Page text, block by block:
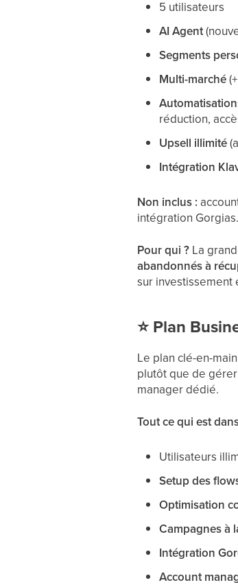
5 utilisateurs
AI Agent
Segments
Multi-marché
réduction,
Upsell illimité
Intégration
Non inclus :
intégration Gorgias.
Pour qui ?La
abandonnés à
sur investissement
⭐ Plan
Le plan clé-en-
plutôt que de
manager dédié.
Tout ce qui est
Utilisateurs
Setup des
Optimisation
Campagnes à
Intégration
Account